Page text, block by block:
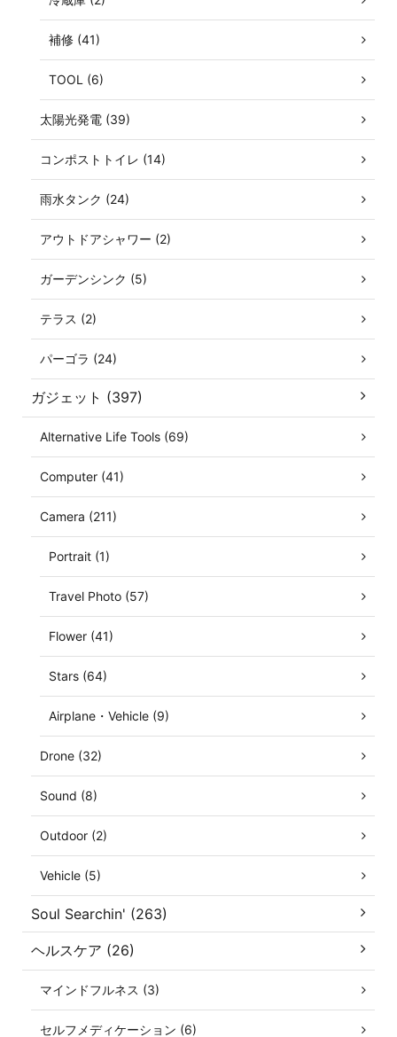
補修 (41)
TOOL (6)
太陽光発電 (39)
コンポストトイレ (14)
雨水タンク (24)
アウトドアシャワー (2)
ガーデンシンク (5)
テラス (2)
パーゴラ (24)
ガジェット (397)
Alternative Life Tools (69)
Computer (41)
Camera (211)
Portrait (1)
Travel Photo (57)
Flower (41)
Stars (64)
Airplane・Vehicle (9)
Drone (32)
Sound (8)
Outdoor (2)
Vehicle (5)
Soul Searchin' (263)
ヘルスケア (26)
マインドフルネス (3)
セルフメディケーション (6)